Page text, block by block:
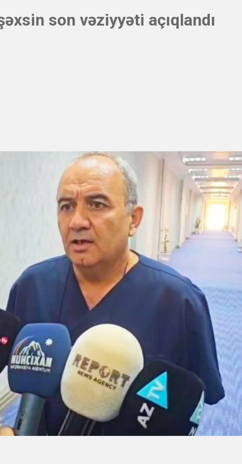
son vəziyyəti açıqlandı